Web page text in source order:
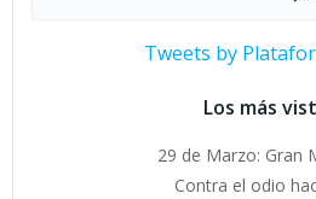
Tweets by
Los más
29 de Marzo: Gran
Contra el odio